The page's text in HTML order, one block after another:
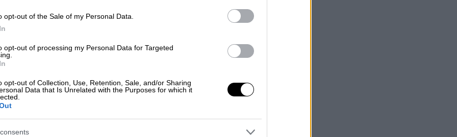
opt-out of the Sale of my Personal Data.
opt-out of processing my Personal Data for Targeted
opt-out of Collection, Use, Retention, Sale, and/or Sharing
Data that Is Unrelated with the Purposes for which it
το ΕΘΝΟΣ στη Google
πολιτικών εφημερίδων.